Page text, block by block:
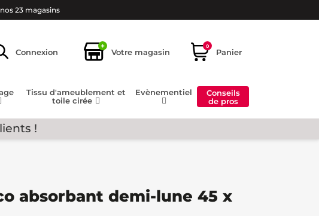
23 magasins
Connexion
+
Votre magasin
0
Panier
Tissu d'ameublement et
toile cirée
Evènementiel
Conseils
de pros
!
absorbant demi-lune 45 x